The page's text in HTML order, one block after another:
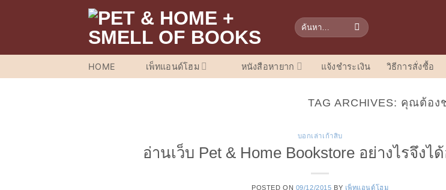
ค้นหา:
HOME เพ็ทแอนด์โฮม หนังสือหายาก แจ้งชำระเงิน วิธีการสั่งซื้อ
TAG ARCHIVES: คุณต้อง
บอกเล่าเก้าสิบ
อ่านเว็บ Pet & Home Bookstore อย่างไรจึงไ
POSTED ON 09/12/2015 BY เพ็ทแอนด์โฮม